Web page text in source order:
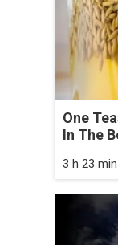
One
In The
3 h 23 min